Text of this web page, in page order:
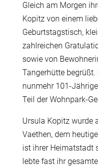
Gleich am Morgen
Kopitz von einem
Geburtstagstisch,
zahlreichen
sowie von
Tangerhütte begrüßt.
nunmehr 101-
Teil der Wohnpark-
Ursula Kopitz wurde
Vaethen, dem
ist ihrer Heimatstadt
lebte fast ihr